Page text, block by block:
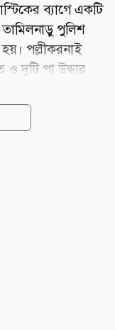
ব্যাগে একটি
তামিলনাড়ু পুলিশ
পল্লীকরনাই
ও দুটি পা উদ্ধার
থাকে। তবে নিহতের
কোনো নাম ছিল